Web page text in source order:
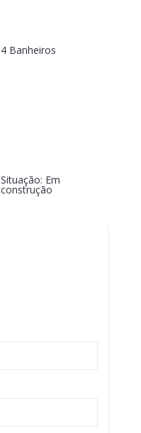
4 Banheiros
Situação: Em
construção